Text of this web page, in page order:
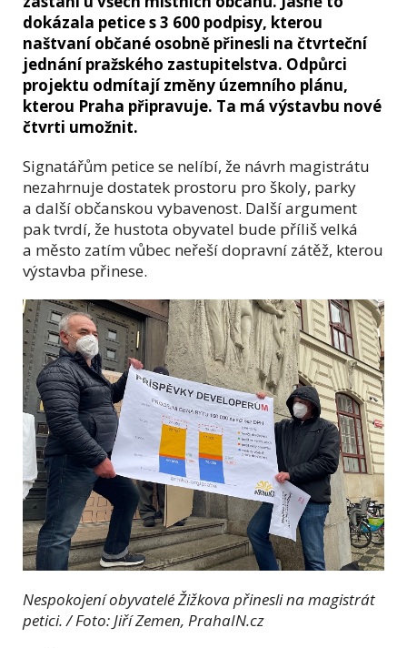
dokázala petice s 3 600 podpisy, kterou
naštvaní občané osobně přinesli na čtvrteční
jednání pražského zastupitelstva. Odpůrci
projektu odmítají změny územního plánu,
kterou Praha připravuje. Ta má výstavbu nové
čtvrti umožnit.
Signatářům petice se nelíbí, že návrh magistrátu
nezahrnuje dostatek prostoru pro školy, parky
a další občanskou vybavenost. Další argument
pak tvrdí, že hustota obyvatel bude příliš velká
a město zatím vůbec neřeší dopravní zátěž, kterou
výstavba přinese.
Nespokojení obyvatelé Žižkova přinesli na magistrát
petici. / Foto: Jiří Zemen, PrahaIN.cz